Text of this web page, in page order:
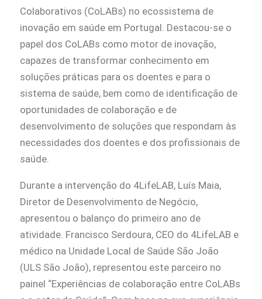
Colaborativos (CoLABs) no ecossistema de
inovação em saúde em Portugal. Destacou-se o
papel dos CoLABs como motor de inovação,
capazes de transformar conhecimento em
soluções práticas para os doentes e para o
sistema de saúde, bem como de identificação de
oportunidades de colaboração e de
desenvolvimento de soluções que respondam às
necessidades dos doentes e dos profissionais de
saúde.
Durante a intervenção do 4LifeLAB, Luís Maia,
Diretor de Desenvolvimento de Negócio,
apresentou o balanço do primeiro ano de
atividade. Francisco Serdoura, CEO do 4LifeLAB e
médico na Unidade Local de Saúde São João
(ULS São João), representou este parceiro no
painel “Experiências de colaboração entre CoLABs